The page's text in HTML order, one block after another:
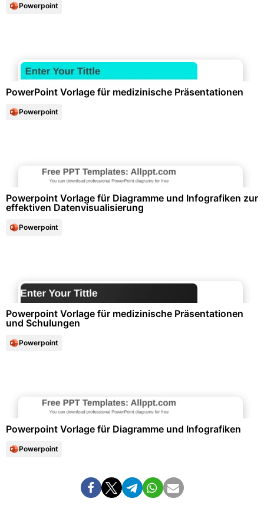
Powerpoint
PowerPoint Vorlage für medizinische Präsentationen
Powerpoint
Powerpoint Vorlage für Diagramme und Infografiken zur
effektiven Datenvisualisierung
Powerpoint
Powerpoint Vorlage für medizinische Präsentationen
und Schulungen
Powerpoint
Powerpoint Vorlage für Diagramme und Infografiken
Powerpoint